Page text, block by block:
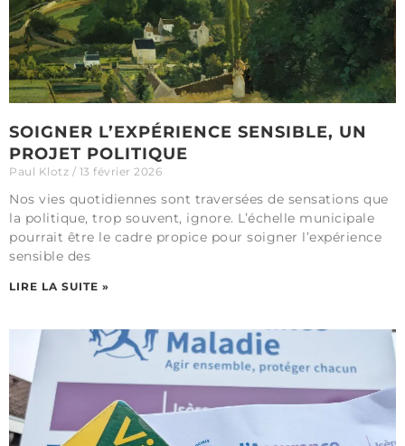
SOIGNER L’EXPÉRIENCE SENSIBLE, UN
PROJET POLITIQUE
Paul Klotz 13 février 2026
Nos vies quotidiennes sont traversées de sensations que
la politique, trop souvent, ignore. L’échelle municipale
pourrait être le cadre propice pour soigner l’expérience
sensible des
LIRE LA SUITE »